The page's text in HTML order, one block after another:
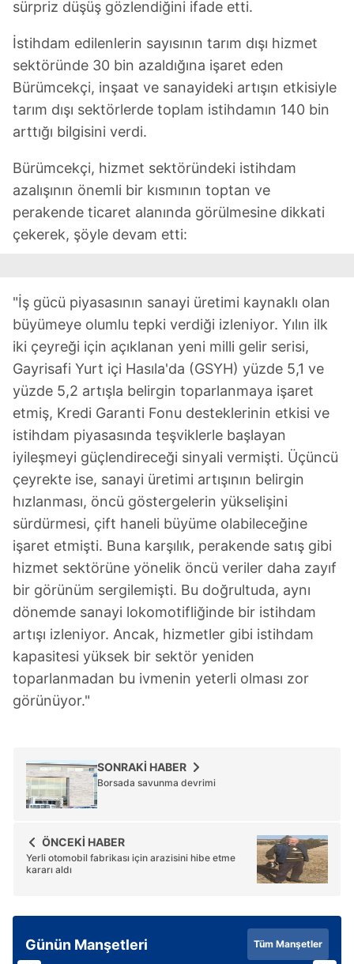
sürpriz düşüş gözlendiğini ifade etti.
İstihdam edilenlerin sayısının tarım dışı hizmet
sektöründe 30 bin azaldığına işaret eden
Bürümcekçi, inşaat ve sanayideki artışın etkisiyle
tarım dışı sektörlerde toplam istihdamın 140 bin
arttığı bilgisini verdi.
Bürümcekçi, hizmet sektöründeki istihdam
azalışının önemli bir kısmının toptan ve
perakende ticaret alanında görülmesine dikkati
çekerek, şöyle devam etti:
"İş gücü piyasasının sanayi üretimi kaynaklı olan
büyümeye olumlu tepki verdiği izleniyor. Yılın ilk
iki çeyreği için açıklanan yeni milli gelir serisi,
Gayrisafi Yurt içi Hasıla'da (GSYH) yüzde 5,1 ve
yüzde 5,2 artışla belirgin toparlanmaya işaret
etmiş, Kredi Garanti Fonu desteklerinin etkisi ve
istihdam piyasasında teşviklerle başlayan
iyileşmeyi güçlendireceği sinyali vermişti. Üçüncü
çeyrekte ise, sanayi üretimi artışının belirgin
hızlanması, öncü göstergelerin yükselişini
sürdürmesi, çift haneli büyüme olabileceğine
işaret etmişti. Buna karşılık, perakende satış gibi
hizmet sektörüne yönelik öncü veriler daha zayıf
bir görünüm sergilemişti. Bu doğrultuda, aynı
dönemde sanayi lokomotifliğinde bir istihdam
artışı izleniyor. Ancak, hizmetler gibi istihdam
kapasitesi yüksek bir sektör yeniden
toparlanmadan bu ivmenin yeterli olması zor
görünüyor."
SONRAKİ HABER
Borsada savunma devrimi
ÖNCEKİ HABER
Yerli otomobil fabrikası için arazisini hibe etme
kararı aldı
Günün Manşetleri Tüm Manşetler